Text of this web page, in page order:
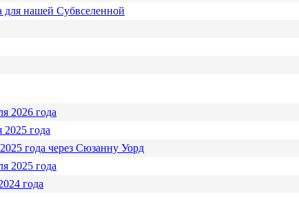
для нашей Субвселенной
2026 года
года
года через Сюзанну Уорд
2025 года
года